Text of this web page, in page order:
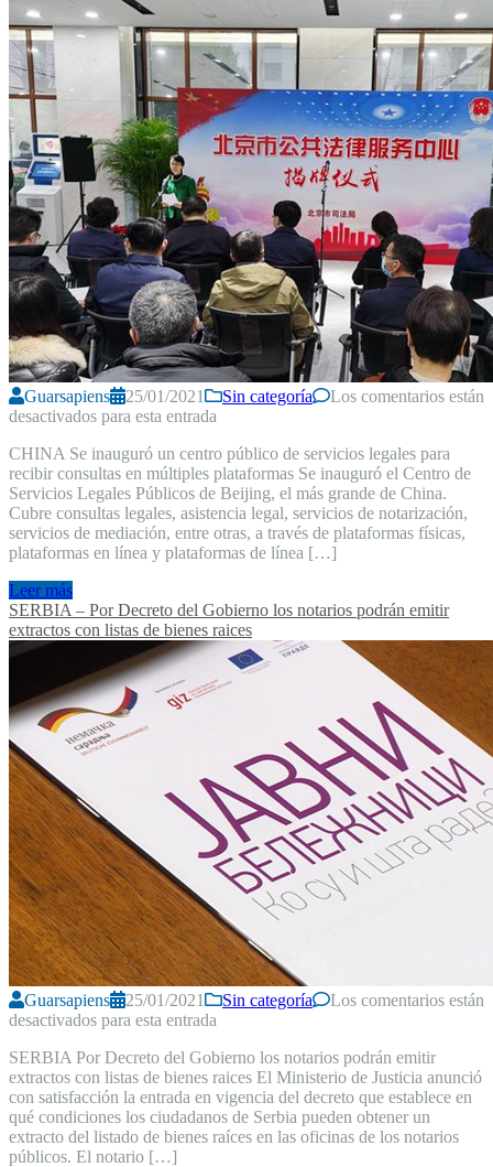
Guarsapiens 25/01/2021 Sin categoría
Los comentarios están
desactivados para esta entrada
CHINA Se inauguró un centro público de servicios legales para
recibir consultas en múltiples plataformas Se inauguró el Centro de
Servicios Legales Públicos de Beijing, el más grande de China.
Cubre consultas legales, asistencia legal, servicios de notarización,
servicios de mediación, entre otras, a través de plataformas físicas,
plataformas en línea y plataformas de línea […]
Leer más
SERBIA – Por Decreto del Gobierno los notarios podrán emitir
extractos con listas de bienes raices
Guarsapiens 25/01/2021 Sin categoría
Los comentarios están
desactivados para esta entrada
SERBIA Por Decreto del Gobierno los notarios podrán emitir
extractos con listas de bienes raices El Ministerio de Justicia anunció
con satisfacción la entrada en vigencia del decreto que establece en
qué condiciones los ciudadanos de Serbia pueden obtener un
extracto del listado de bienes raíces en las oficinas de los notarios
públicos. El notario […]